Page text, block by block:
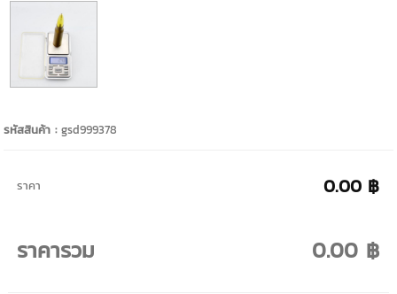
รหัสสินค้า :gsd999378
ราคา 0.00 ฿
ราคารวม 0.00 ฿